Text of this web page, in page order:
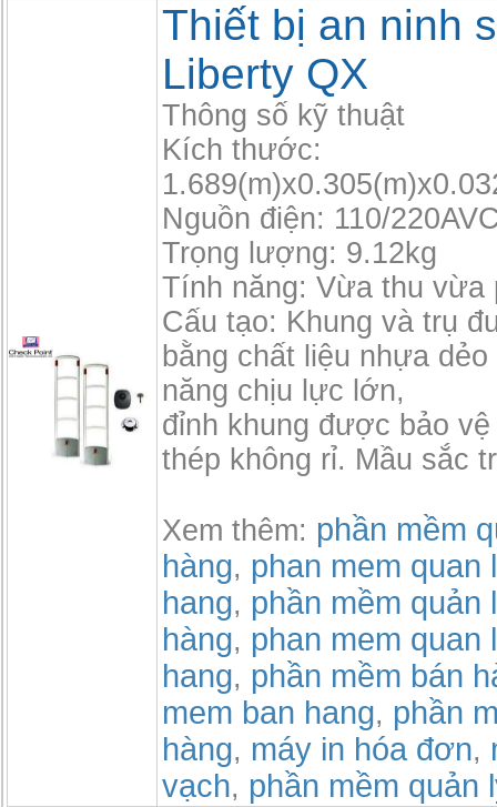
Thiết bị an ninh
Liberty QX
Thông số kỹ thuật
Kích thước:
Nguồn điện: 110/
Trọng lượng: 9.12kg
Tính năng: Vừa thu vừa
Cấu tạo: Khung và trụ
bằng chất liệu nhựa
năng chịu lực lớn,
đỉnh khung được bảo
thép không rỉ. Mầu sắc
Xem thêm: phần mềm
hàng, phan mem quan
hang, phần mềm quản
hàng, phan mem quan
hang, phần mềm bán
mem ban hang, phần
hàng, máy in hóa đơn,
vạch, phần mềm quản